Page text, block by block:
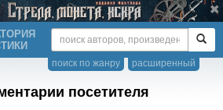
расширенный
поиск по жанру
посетителя